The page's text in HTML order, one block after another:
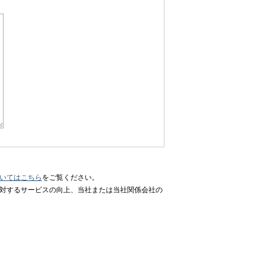
てはこちら をご覧ください。
するサービスの向上、当社または当社関係会社の